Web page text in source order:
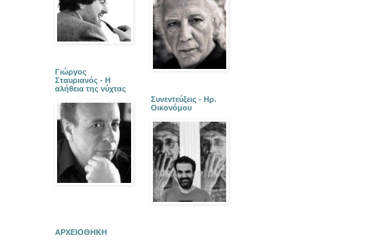
Γιώργος
Σταυριανός - Η
αλήθεια της νύχτας
Συνεντεύξεις - Ηρ.
Οικονόμου
ΑΡΧΕΙΟΘΗΚΗ